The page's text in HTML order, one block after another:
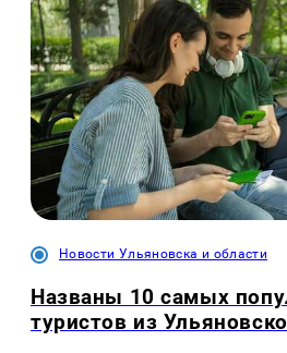
Новости Ульяновска и области
Названы 10 самых
туристов из